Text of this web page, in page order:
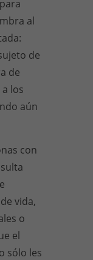
al
de
de
los
aún
con
vida,
o
el
sólo les